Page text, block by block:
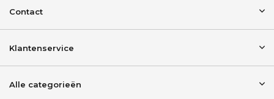
Contact
Klantenservice
Alle categorieën